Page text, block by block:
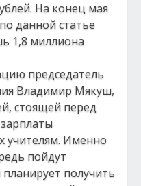
На конец мая
данной статье
1,8 миллиона
председатель
Владимир Мякуш,
стоящей перед
учителям. Именно
пойдут
получить